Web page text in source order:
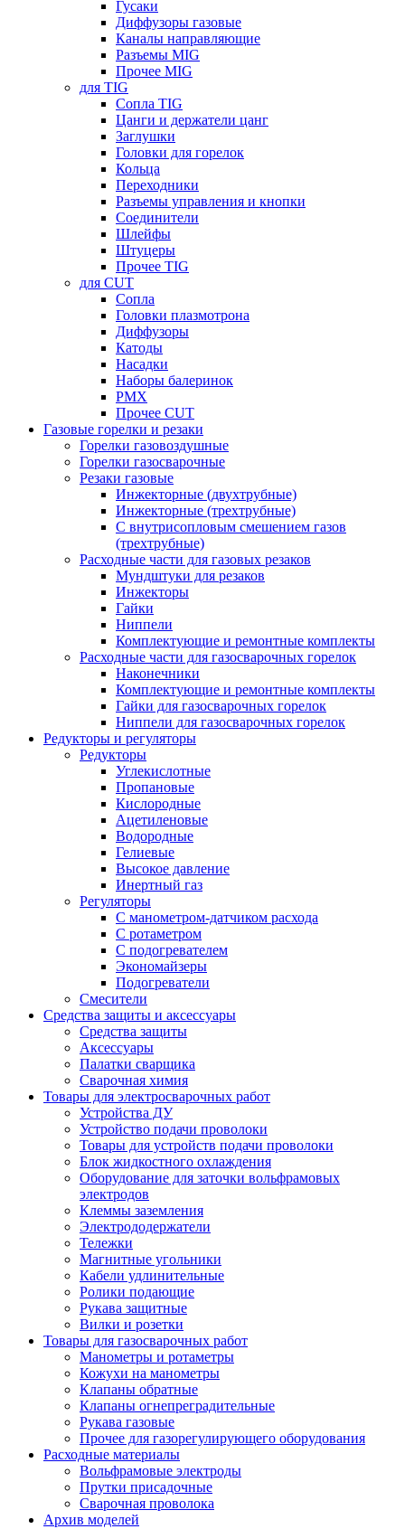
Гусаки
Диффузоры газовые
Каналы направляющие
Разъемы MIG
Прочее MIG
для TIG
Сопла TIG
Цанги и держатели цанг
Заглушки
Головки для горелок
Кольца
Переходники
Разъемы управления и кнопки
Соединители
Шлейфы
Штуцеры
Прочее TIG
для CUT
Сопла
Головки плазмотрона
Диффузоры
Катоды
Насадки
Наборы балеринок
PMX
Прочее CUT
Газовые горелки и резаки
Горелки газовоздушные
Горелки газосварочные
Резаки газовые
Инжекторные (двухтрубные)
Инжекторные (трехтрубные)
С внутрисопловым смешением газов
(трехтрубные)
Расходные части для газовых резаков
Мундштуки для резаков
Инжекторы
Гайки
Ниппели
Комплектующие и ремонтные комплекты
Расходные части для газосварочных горелок
Наконечники
Комплектующие и ремонтные комплекты
Гайки для газосварочных горелок
Ниппели для газосварочных горелок
Редукторы и регуляторы
Редукторы
Углекислотные
Пропановые
Кислородные
Ацетиленовые
Водородные
Гелиевые
Высокое давление
Инертный газ
Регуляторы
С манометром-датчиком расхода
С ротаметром
С подогревателем
Экономайзеры
Подогреватели
Смесители
Средства защиты и аксессуары
Средства защиты
Аксессуары
Палатки сварщика
Сварочная химия
Товары для электросварочных работ
Устройства ДУ
Устройство подачи проволоки
Товары для устройств подачи проволоки
Блок жидкостного охлаждения
Оборудование для заточки вольфрамовых
электродов
Клеммы заземления
Электрододержатели
Тележки
Магнитные угольники
Кабели удлинительные
Ролики подающие
Рукава защитные
Вилки и розетки
Товары для газосварочных работ
Манометры и ротаметры
Кожухи на манометры
Клапаны обратные
Клапаны огнепреградительные
Рукава газовые
Прочее для газорегулирующего оборудования
Расходные материалы
Вольфрамовые электроды
Прутки присадочные
Сварочная проволока
Архив моделей